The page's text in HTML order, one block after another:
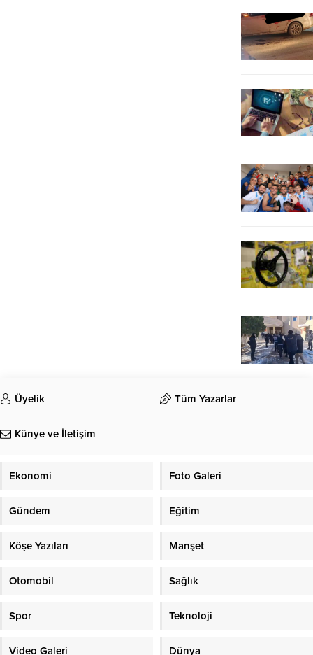
Üyelik Tüm Yazarlar
Künye ve İletişim
Ekonomi Foto Galeri
Gündem Eğitim
Köşe Yazıları Manşet
Otomobil Sağlık
Spor Teknoloji
Video Galeri Dünya